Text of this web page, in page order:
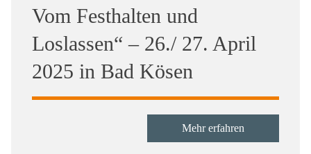
Vom Festhalten und
Loslassen“ – 26./ 27. April
2025 in Bad Kösen
Mehr erfahren